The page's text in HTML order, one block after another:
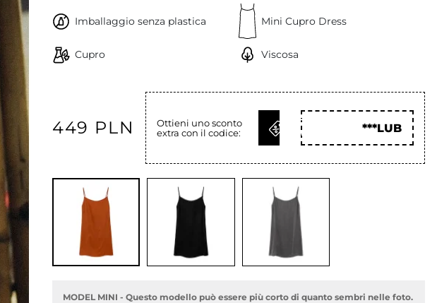
Imballaggio senza plastica Mini Cupro Dress
Cupro Viscosa
449 PLN
Ottieni uno sconto
extra con il codice:
OTTIENI
COD
***LUB
MODEL MINI - Questo modello può essere più corto di quanto sembri nelle foto.